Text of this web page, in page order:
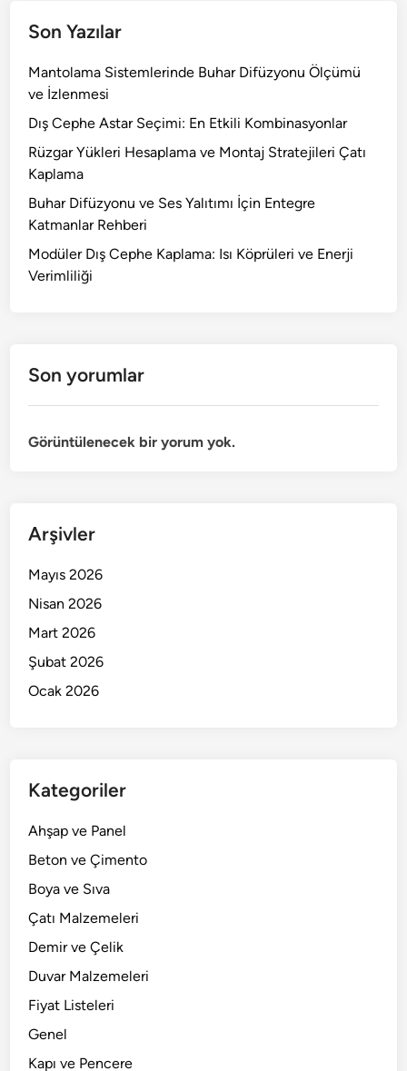
Son Yazılar
Mantolama Sistemlerinde Buhar Difüzyonu Ölçümü
ve İzlenmesi
Dış Cephe Astar Seçimi: En Etkili Kombinasyonlar
Rüzgar Yükleri Hesaplama ve Montaj Stratejileri Çatı
Kaplama
Buhar Difüzyonu ve Ses Yalıtımı İçin Entegre
Katmanlar Rehberi
Modüler Dış Cephe Kaplama: Isı Köprüleri ve Enerji
Verimliliği
Son yorumlar
Görüntülenecek bir yorum yok.
Arşivler
Mayıs 2026
Nisan 2026
Mart 2026
Şubat 2026
Ocak 2026
Kategoriler
Ahşap ve Panel
Beton ve Çimento
Boya ve Sıva
Çatı Malzemeleri
Demir ve Çelik
Duvar Malzemeleri
Fiyat Listeleri
Genel
Kapı ve Pencere